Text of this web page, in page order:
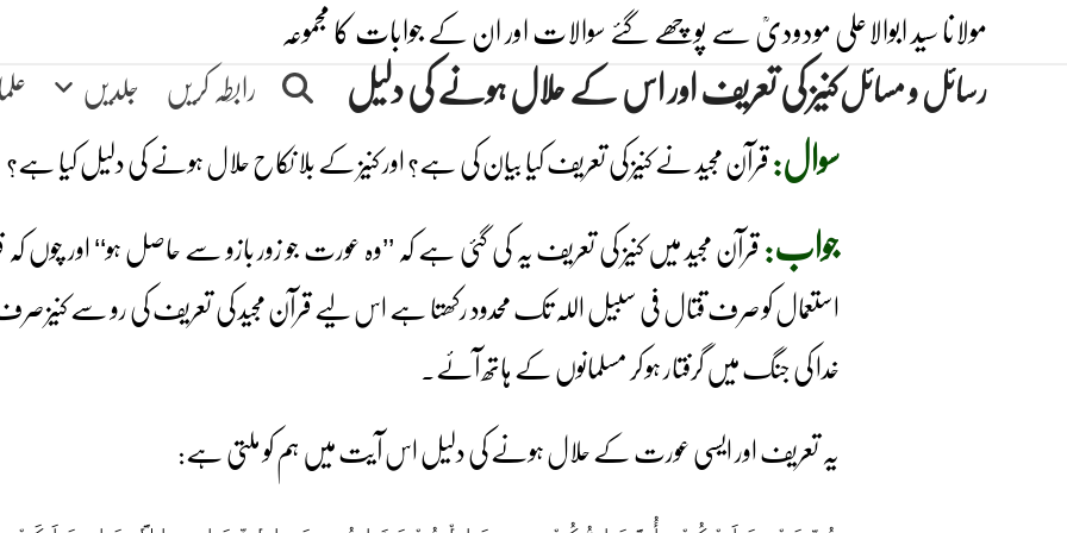
content
مولانا سید ابوالاعلی مودودیؒ سے پوچھے گئے سوالات اور ان کے جوابات کا مجموعہ
رسائل و مسائل جلدیں رابطہ کریں کنیز کی تعریف اور اس کے حلال ہونے کی دلیل
سوال:قرآن مجید نے کنیز کی تعریف کیا بیان کی ہے؟ اور کنیز کے بلا نکاح حلال ہونے کی دلیل کیا ہے؟
جواب:قرآن مجید میں کنیز کی تعریف یہ کی گئی ہے کہ ’’وہ عورت جو زور بازو سے حاصل ہو‘‘ اور چوں
استعمال کو صرف قتال فی سبیل اللہ تک محدود رکھتا ہے اس لیے قرآن مجید کی تعریف کی رو سے کنیز
خدا کی جنگ میں گرفتار ہو کر مسلمانوں کے ہاتھ آئے۔
یہ تعریف اور ایسی عورت کے حلال ہونے کی دلیل اس آیت میں ہم کو ملتی ہے: